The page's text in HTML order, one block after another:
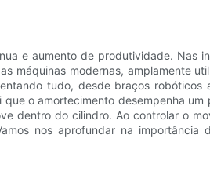
e aumento de produtividade. Nas
máquinas modernas, amplamente
tudo, desde braços
o amortecimento desempenha
dentro do cilindro. Ao controlar o
nos aprofundar na importância